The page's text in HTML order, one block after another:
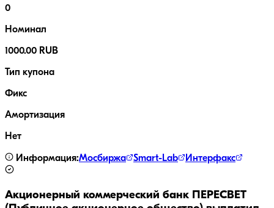
0
Номинал
1000.00 RUB
Тип купона
Фикс
Амортизация
Нет
Информация:Мосбиржа Smart-Lab Интерфакс
Акционерный коммерческий банк ПЕРЕСВЕТ